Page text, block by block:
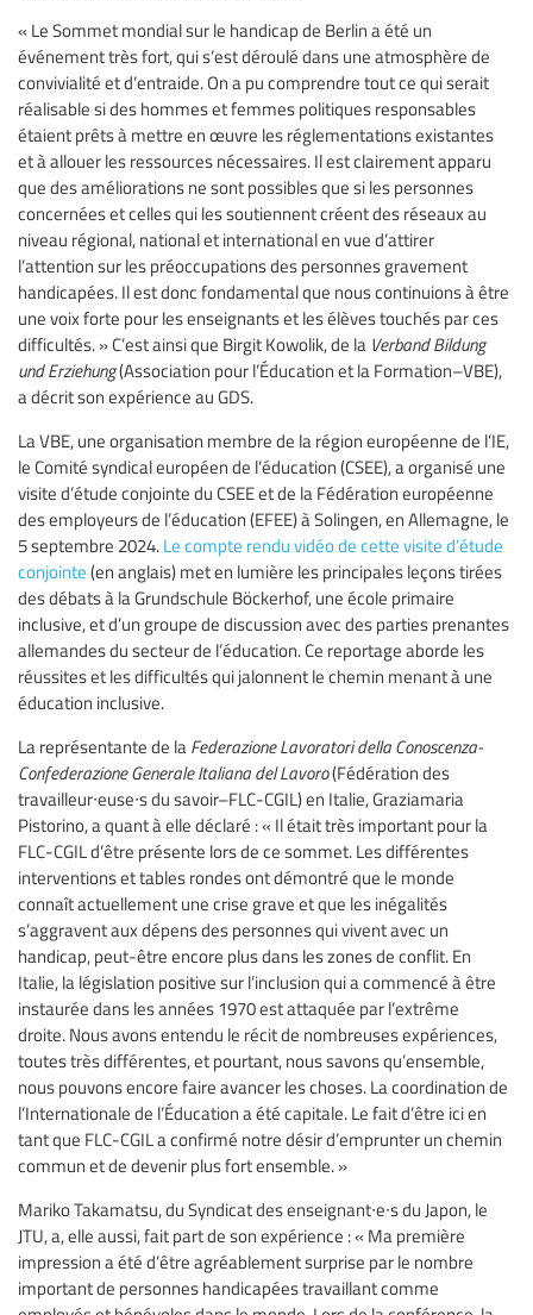
« Le Sommet mondial sur le handicap de Berlin a été un
événement très fort, qui s’est déroulé dans une atmosphère de
convivialité et d’entraide. On a pu comprendre tout ce qui serait
réalisable si des hommes et femmes politiques responsables
étaient prêts à mettre en œuvre les réglementations existantes
et à allouer les ressources nécessaires. Il est clairement apparu
que des améliorations ne sont possibles que si les personnes
concernées et celles qui les soutiennent créent des réseaux au
niveau régional, national et international en vue d’attirer
l’attention sur les préoccupations des personnes gravement
handicapées. Il est donc fondamental que nous continuions à être
une voix forte pour les enseignants et les élèves touchés par ces
difficultés. » C’est ainsi que Birgit Kowolik, de la Verband Bildung
und Erziehung(Association pour l’Éducation et la Formation–VBE),
a décrit son expérience au GDS.
La VBE, une organisation membre de la région européenne de l’IE,
le Comité syndical européen de l’éducation (CSEE), a organisé une
visite d’étude conjointe du CSEE et de la Fédération européenne
des employeurs de l’éducation (EFEE) à Solingen, en Allemagne, le
5 septembre 2024. Le compte rendu vidéo de cette visite d’étude
conjointe (en anglais) met en lumière les principales leçons tirées
des débats à la Grundschule Böckerhof, une école primaire
inclusive, et d’un groupe de discussion avec des parties prenantes
allemandes du secteur de l’éducation. Ce reportage aborde les
réussites et les difficultés qui jalonnent le chemin menant à une
éducation inclusive.
La représentante de la Federazione Lavoratori della Conoscenza-
Confederazione Generale Italiana del Lavoro(Fédération des
travailleur∙euse∙s du savoir–FLC-CGIL) en Italie, Graziamaria
Pistorino, a quant à elle déclaré : « Il était très important pour la
FLC-CGIL d’être présente lors de ce sommet. Les différentes
interventions et tables rondes ont démontré que le monde
connaît actuellement une crise grave et que les inégalités
s’aggravent aux dépens des personnes qui vivent avec un
handicap, peut-être encore plus dans les zones de conflit. En
Italie, la législation positive sur l’inclusion qui a commencé à être
instaurée dans les années 1970 est attaquée par l’extrême
droite. Nous avons entendu le récit de nombreuses expériences,
toutes très différentes, et pourtant, nous savons qu’ensemble,
nous pouvons encore faire avancer les choses. La coordination de
l’Internationale de l’Éducation a été capitale. Le fait d’être ici en
tant que FLC-CGIL a confirmé notre désir d’emprunter un chemin
commun et de devenir plus fort ensemble. »
Mariko Takamatsu, du Syndicat des enseignant∙e∙s du Japon, le
JTU, a, elle aussi, fait part de son expérience : « Ma première
impression a été d’être agréablement surprise par le nombre
important de personnes handicapées travaillant comme